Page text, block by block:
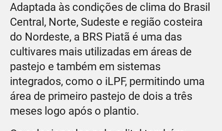
Adaptada às condições de clima do Brasil
Central, Norte, Sudeste e região costeira
do Nordeste, a BRS Piatã é uma das
cultivares mais utilizadas em áreas de
pastejo e também em sistemas
integrados, como o iLPF, permitindo uma
área de primeiro pastejo de dois a três
meses logo após o plantio.